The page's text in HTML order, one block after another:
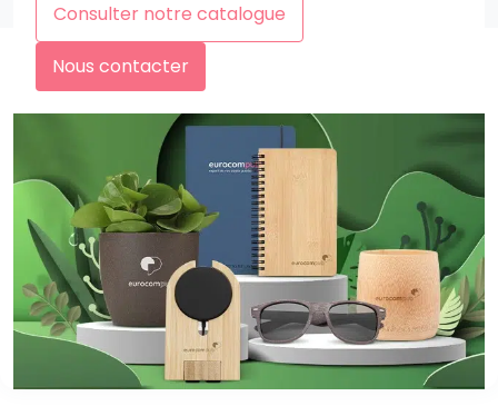
Consulter notre catalogue
Nous contacter